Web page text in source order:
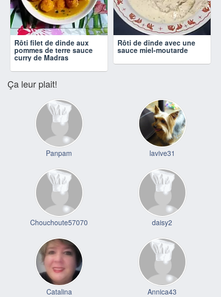
Rôti filet de dinde aux
pommes de terre sauce
curry de Madras
Rôti de dinde avec une
sauce miel-moutarde
Ça leur plait!
Panpam lavive31
Chouchoute57070 daisy2
Catalina Annica43